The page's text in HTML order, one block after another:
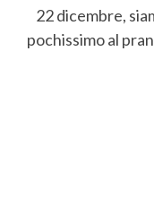
22 dicembre,
pochissimo al